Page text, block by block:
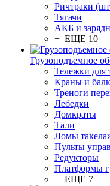
Ричтраки
Тягачи
АКБ и
+ ЕЩЕ 10
Грузоподъемное
Тележки для
Краны и
Треноги
Лебедки
Домкраты
Тали
Ломы
Пульты
Редукторы
Платформы
+ ЕЩЕ 7